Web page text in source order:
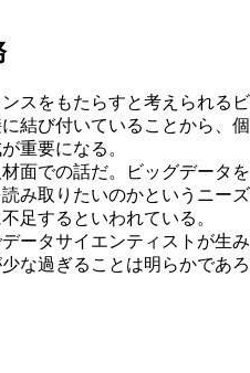
スをもたらすと考えられる
結び付いていることから、
重要になる。
面での話だ。ビッグデータ
み取りたいのかというニー
足するといわれている。
ータサイエンティストが生
な過ぎることは明らかであ